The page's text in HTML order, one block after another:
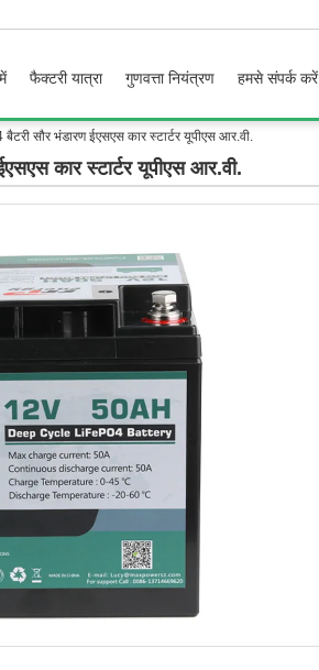
फैक्टरी यात्रा गुणवत्ता नियंत्रण हमसे संपर्क करें
सौर भंडारण ईएसएस कार स्टार्टर यूपीएस आर.वी.
कार स्टार्टर यूपीएस आर.वी.